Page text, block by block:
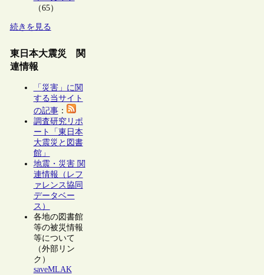
（65）
続きを見る
東日本大震災 関
連情報
「災害」に関
する当サイト
の記事：
調査研究リポ
ート「東日本
大震災と図書
館」
地震・災害 関
連情報（レフ
ァレンス協同
データベー
ス）
各地の図書館
等の被災情報
等について
（外部リン
ク）
saveMLAK